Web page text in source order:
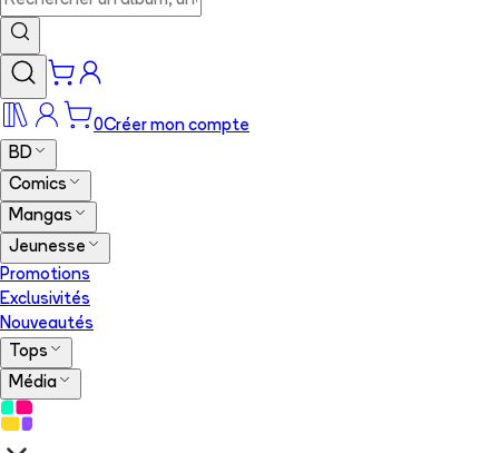
0Créer mon compte
BD
Comics
Mangas
Jeunesse
Promotions
Exclusivités
Nouveautés
Tops
Média